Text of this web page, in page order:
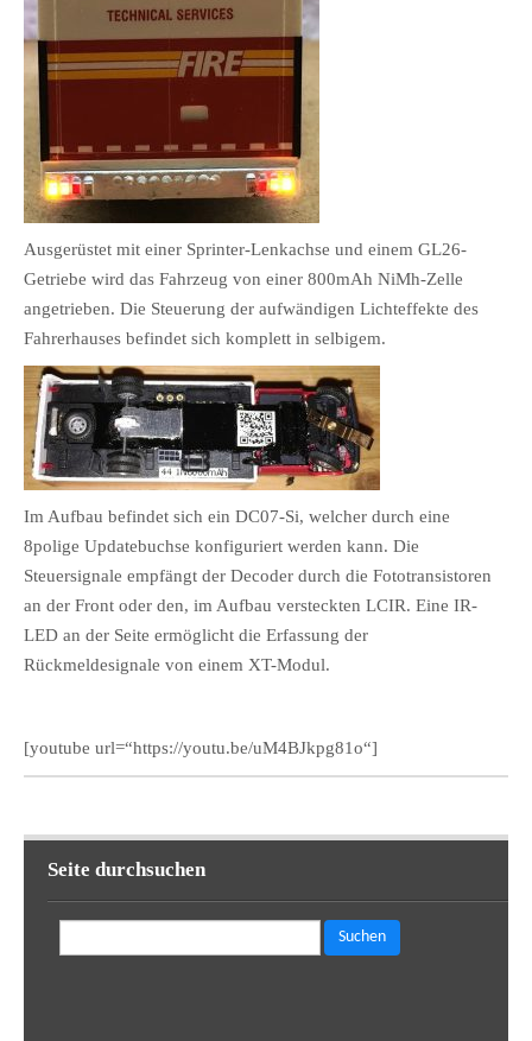
Ausgerüstet mit einer Sprinter-Lenkachse und einem GL26-
Getriebe wird das Fahrzeug von einer 800mAh NiMh-Zelle
angetrieben. Die Steuerung der aufwändigen Lichteffekte des
Fahrerhauses befindet sich komplett in selbigem.
Im Aufbau befindet sich ein DC07-Si, welcher durch eine
8polige Updatebuchse konfiguriert werden kann. Die
Steuersignale empfängt der Decoder durch die Fototransistoren
an der Front oder den, im Aufbau versteckten LCIR. Eine IR-
LED an der Seite ermöglicht die Erfassung der
Rückmeldesignale von einem XT-Modul.
[youtube url=“https://youtu.be/uM4BJkpg81o“]
Seite durchsuchen
nach: